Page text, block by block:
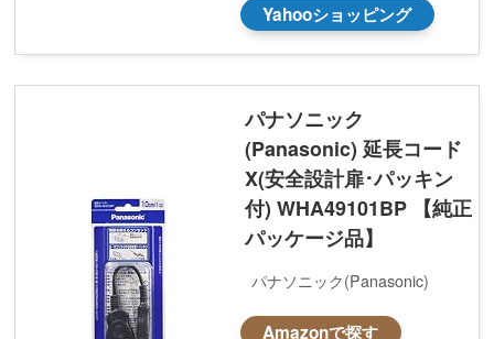
Yahooショッピング
パナソニック
(Panasonic) 延長コード
X(安全設計扉･パッキン
付) WHA49101BP 【純正
パッケージ品】
パナソニック(Panasonic)
Amazonで探す